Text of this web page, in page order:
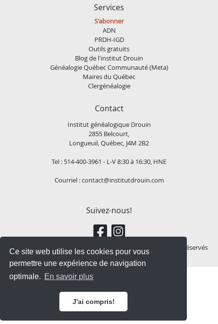
Ce site web utilise les cookies pour vous
permettre une expérience de navigation
optimale. En savoir plus
J'ai compris!
Services
S'abonner
ADN
PRDH-IGD
Outils gratuits
Blog de l'institut Drouin
Généalogie Québec Communauté (Meta)
Maires du Québec
Clergénéalogie
Contact
Institut généalogique Drouin
2855 Belcourt,
Longueuil, Québec, J4M 2B2
Tel : 514-400-3961 - L-V 8:30 à 16:30, HNE
Courriel :contact@institutdrouin.com
Suivez-nous!
Copyright 2026 Institut généalogique Drouin, Tous droits réservés